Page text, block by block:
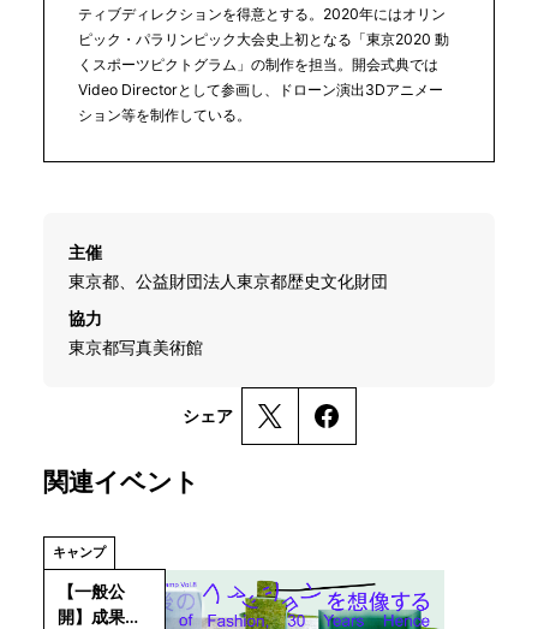
ティブディレクションを得意とする。2020年にはオリン
ピック・パラリンピック大会史上初となる「東京2020 動
くスポーツピクトグラム」の制作を担当。開会式典では
Video Directorとして参画し、ドローン演出3Dアニメー
ション等を制作している。
主催
東京都、公益財団法人東京都歴史文化財団
協力
東京都写真美術館
シェア
関連イベント
キャンプ
【一般公
開】成果展